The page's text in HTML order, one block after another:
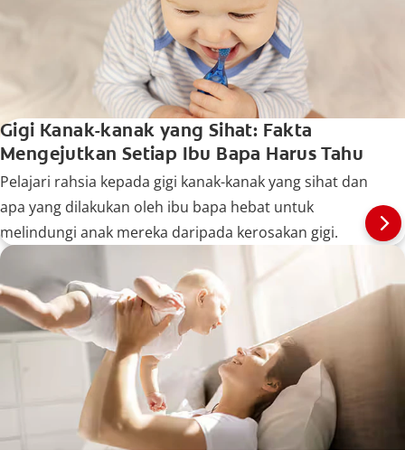
Gigi Kanak-kanak yang Sihat: Fakta
Mengejutkan Setiap Ibu Bapa Harus Tahu
Pelajari rahsia kepada gigi kanak-kanak yang sihat dan
apa yang dilakukan oleh ibu bapa hebat untuk
melindungi anak mereka daripada kerosakan gigi.